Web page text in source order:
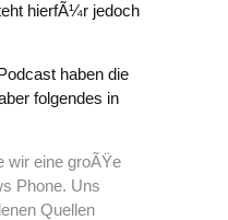
hierfÃ¼r jedoch
haben die
folgendes in
wir eine groÃŸe
Phone. Uns
Quellen